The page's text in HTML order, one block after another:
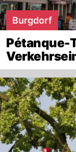
Burgdorf
Pétanque-